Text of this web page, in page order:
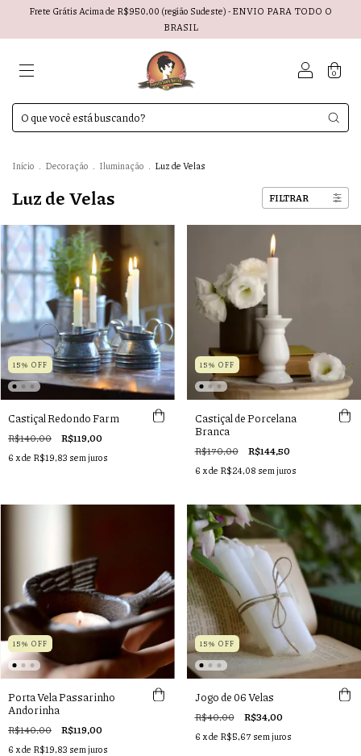
Frete Grátis Acima de R$950,00 (região Sudeste) - ENVIO PARA TODO O
BRASIL
0
Início . Decoração . Iluminação . Luz de Velas
Luz de Velas FILTRAR
15% OFF
Castiçal Redondo Farm
R$140,00 R$119,00
6 x de R$19,83 sem juros
15% OFF
Castiçal de Porcelana
Branca
R$170,00 R$144,50
6 x de R$24,08 sem juros
15% OFF
Porta Vela Passarinho
Andorinha
R$140,00 R$119,00
6 x de R$19,83 sem juros
15% OFF
Jogo de 06 Velas
R$40,00 R$34,00
6 x de R$5,67 sem juros